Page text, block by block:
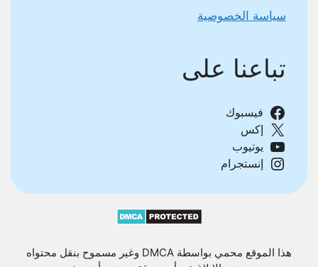
سياسة الخصوصية
تباعنا على
فيسبوك
إكس
يوتيوب
إنستجرام
هذا الموقع محمي بواسطة DMCA وغير مسموح بنقل محتواه